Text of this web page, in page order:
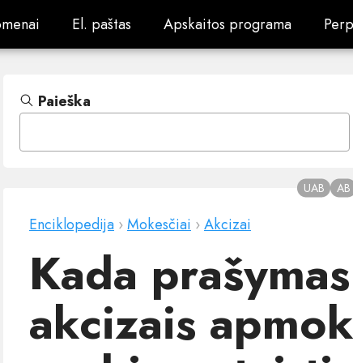
El. paštas
El. paštas Apskaitos programa
Apskaitos programa
Paieška
Enciklopedija ›Mokesčiai ›Akcizai
Kada
akcizais
UAB AB